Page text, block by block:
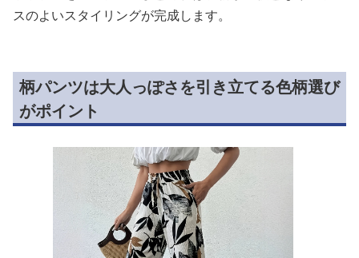
スのよいスタイリングが完成します。
柄パンツは大人っぽさを引き立てる色柄選び
がポイント